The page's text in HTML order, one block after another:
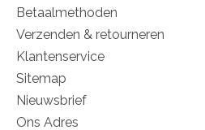
Betaalmethoden
Verzenden & retourneren
Klantenservice
Sitemap
Nieuwsbrief
Ons Adres